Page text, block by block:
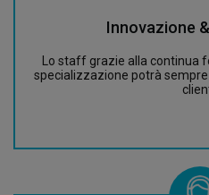
Innovazione
Lo staff grazie alla continua
specializzazione potrà